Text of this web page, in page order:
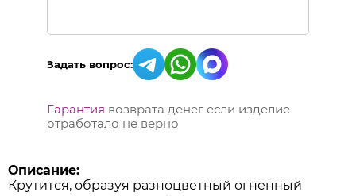
Задать вопрос:
Гарантия возврата денег если изделие
отработало не верно
Описание:
Крутится, образуя разноцветный огненный